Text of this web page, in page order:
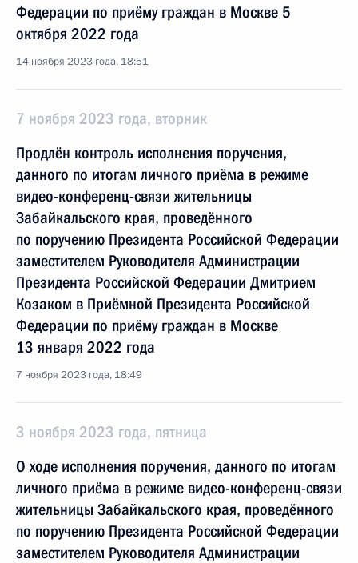
Федерации по приёму граждан в Москве 5
октября 2022 года
14 ноября 2023 года, 18:51
7 ноября 2023 года, вторник
Продлён контроль исполнения поручения,
данного по итогам личного приёма в режиме
видео-конференц-связи жительницы
Забайкальского края, проведённого
по поручению Президента Российской Федерации
заместителем Руководителя Администрации
Президента Российской Федерации Дмитрием
Козаком в Приёмной Президента Российской
Федерации по приёму граждан в Москве
13 января 2022 года
7 ноября 2023 года, 18:49
3 ноября 2023 года, пятница
О ходе исполнения поручения, данного по итогам
личного приёма в режиме видео-конференц-связи
жительницы Забайкальского края, проведённого
по поручению Президента Российской Федерации
заместителем Руководителя Администрации